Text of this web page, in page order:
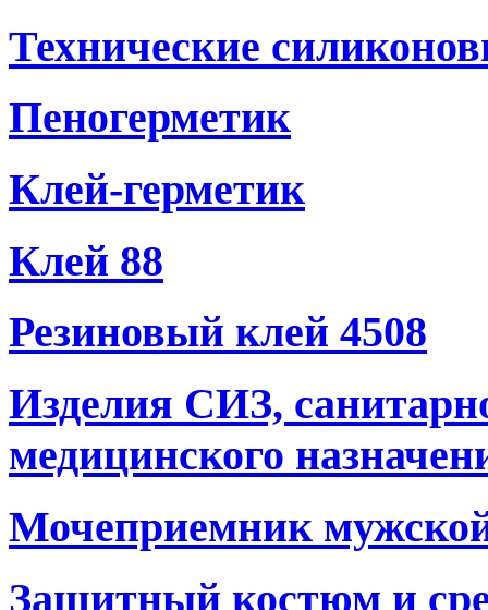
Технические
Пеногерметик
Клей-герметик
Клей 88
Резиновый клей 4508
Изделия СИЗ,
медицинского
Мочеприемник
Защитный костюм и